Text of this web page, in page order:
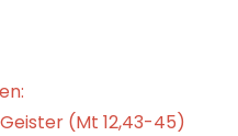
(Mt 12,43-45)